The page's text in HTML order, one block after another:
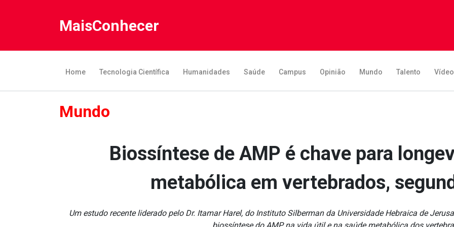
MaisConhecer
Home Tecnologia Científica Humanidades Saúde Campus Opinião Mundo Talento
Mundo
Biossíntese de AMP é chave para
metabólica em vertebrados,
Um estudo recente liderado pelo Dr. Itamar Harel, do Instituto Silberman da Universidade Hebraica de